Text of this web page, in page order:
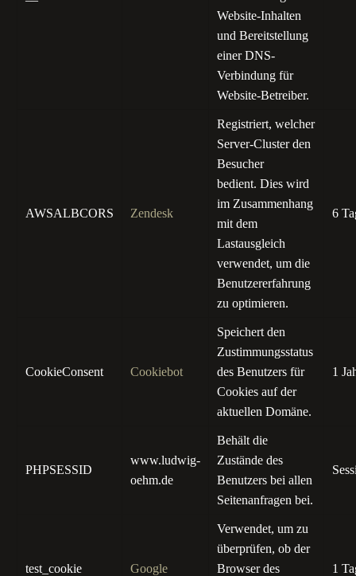
Website-Inhalten
und Bereitstellung
einer DNS-
Verbindung für
Website-Betreiber.
AWSALBCORS Zendesk
Registriert, welcher
Server-Cluster den
Besucher
bedient. Dies wird
im Zusammenhang
mit dem
Lastausgleich
verwendet, um die
Benutzererfahrung
zu optimieren.
6
CookieConsent Cookiebot
Speichert den
Zustimmungsstatus
des Benutzers für
Cookies auf der
aktuellen Domäne.
1
PHPSESSID
www.ludwig-
oehm.de
Behält die
Zustände des
Benutzers bei allen
Seitenanfragen bei.
test_cookie Google
Verwendet, um zu
überprüfen, ob der
Browser des
1